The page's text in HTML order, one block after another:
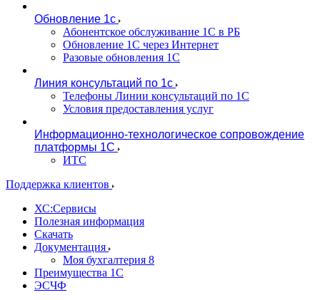
Обновление 1с
Абонентское обслуживание 1С в РБ
Обновление 1С через Интернет
Разовые обновления 1С
Линия консультаций по 1с
Телефоны Линии консультаций по 1С
Условия предоставления услуг
Информационно-технологическое сопровождение
платформы 1С
ИТС
Поддержка клиентов
ХС:Сервисы
Полезная информация
Скачать
Документация
Моя бухгалтерия 8
Преимущества 1С
ЭСЧФ